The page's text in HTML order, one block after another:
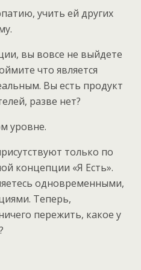
учить ей других
вы вовсе не выйдете
что является
Вы есть продукт
разве нет?
уровне.
только по
концепции «Я Есть».
одновременными,
Теперь,
пережить, какое у